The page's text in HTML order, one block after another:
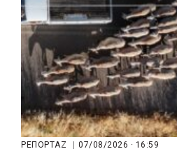
ΡΕΠΟΡΤΑΖ 07/08/2026 · 16:59